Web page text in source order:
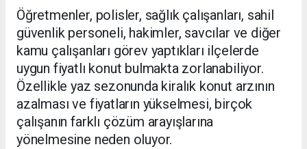
Öğretmenler, polisler, sağlık çalışanları, sahil
güvenlik personeli, hakimler, savcılar ve diğer
kamu çalışanları görev yaptıkları ilçelerde
uygun fiyatlı konut bulmakta zorlanabiliyor.
Özellikle yaz sezonunda kiralık konut arzının
azalması ve fiyatların yükselmesi, birçok
çalışanın farklı çözüm arayışlarına
yönelmesine neden oluyor.